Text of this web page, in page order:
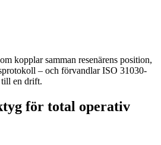
kopplar samman resenärens position,
– och förvandlar ISO 31030-
till en drift.
för total operativ